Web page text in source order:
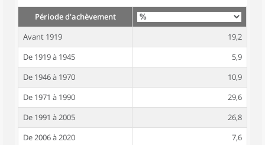
Période d'achèvement
Avant 1919
19,2
De 1919 à 1945
5,9
De 1946 à 1970
10,9
De 1971 à 1990
29,6
De 1991 à 2005
26,8
De 2006 à 2020
7,6